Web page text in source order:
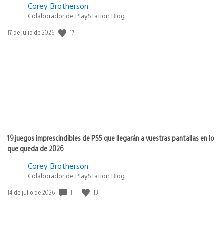
Corey Brotherson
Colaborador de PlayStation Blog
Fecha
17 de julio de 2026 17
19 juegos imprescindibles de PS5 que llegarán a vuestras pantallas en lo
que queda de 2026
Corey Brotherson
Colaborador de PlayStation Blog
Fecha
14 de julio de 2026 1 13